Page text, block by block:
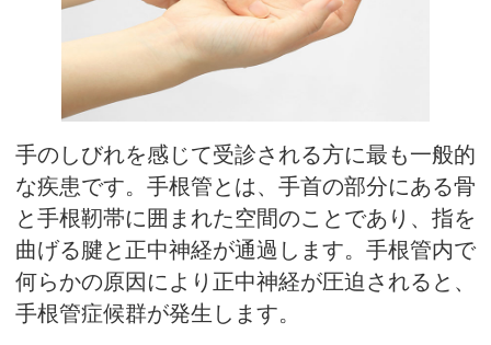
手のしびれを感じて受診される方に最も一般的
な疾患です。手根管とは、手首の部分にある骨
と手根靭帯に囲まれた空間のことであり、指を
曲げる腱と正中神経が通過します。手根管内で
何らかの原因により正中神経が圧迫されると、
手根管症候群が発生します。